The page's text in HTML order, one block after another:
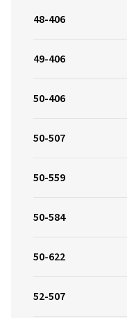
48-406
49-406
50-406
50-507
50-559
50-584
50-622
52-507